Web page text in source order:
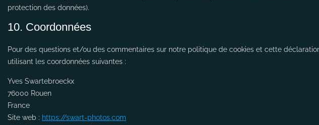
protection des données).
10. Coordonnées
Pour des questions et/ou des commentaires sur notre politique de cookies et cette
utilisant les coordonnées suivantes :
Yves Swartebroeckx
76000 Rouen
France
Site web : https://swart-photos.com